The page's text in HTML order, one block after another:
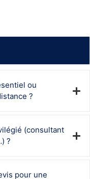
ou
?
(consultant
?
pour une